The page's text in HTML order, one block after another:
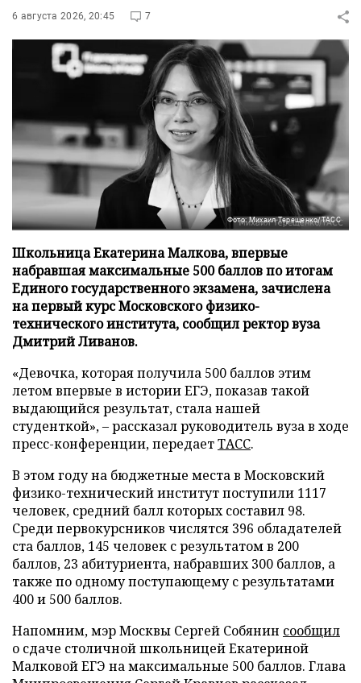
6 августа 2026, 20:45 7
Фото: Михаил Терещенко/ТАСС
Школьница Екатерина Малкова, впервые
набравшая максимальные 500 баллов по итогам
Единого государственного экзамена, зачислена
на первый курс Московского физико-
технического института, сообщил ректор вуза
Дмитрий Ливанов.
«Девочка, которая получила 500 баллов этим
летом впервые в истории ЕГЭ, показав такой
выдающийся результат, стала нашей
студенткой», – рассказал руководитель вуза в ходе
пресс-конференции, передаетТАСС.
В этом году на бюджетные места в Московский
физико-технический институт поступили 1117
человек, средний балл которых составил 98.
Среди первокурсников числятся 396 обладателей
ста баллов, 145 человек с результатом в 200
баллов, 23 абитуриента, набравших 300 баллов, а
также по одному поступающему с результатами
400 и 500 баллов.
Напомним, мэр Москвы Сергей Собянин сообщил
о сдаче столичной школьницей Екатериной
Малковой ЕГЭ на максимальные 500 баллов. Глава